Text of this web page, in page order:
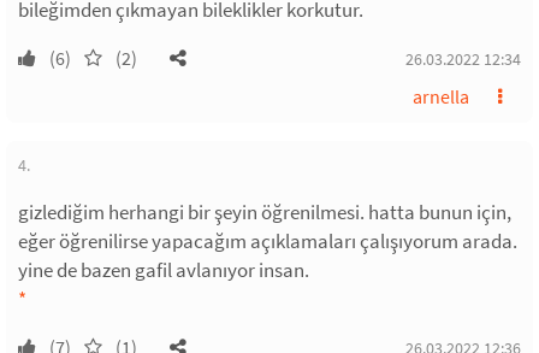
bileğimden çıkmayan bileklikler korkutur.
(6) (2) 26.03.2022 12:34
arnella
4.
gizlediğim herhangi bir şeyin öğrenilmesi. hatta bunun için,
eğer öğrenilirse yapacağım açıklamaları çalışıyorum arada.
yine de bazen gafil avlanıyor insan.
*
(7) (1) 26.03.2022 12:36